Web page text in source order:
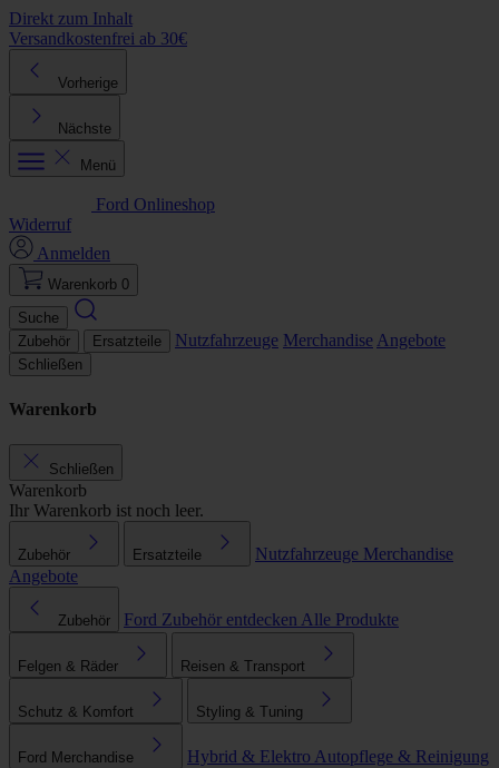
Direkt zum Inhalt
Versandkostenfrei ab 30€
Vorherige
Nächste
Menü
Ford Onlineshop
Widerruf
Anmelden
Warenkorb 0
Suche
Zubehör
Ersatzteile Nutzfahrzeuge Merchandise Angebote
Schließen
Warenkorb
Schließen
Warenkorb
Ihr Warenkorb ist noch leer.
Zubehör Ersatzteile Nutzfahrzeuge Merchandise
Angebote
Zubehör Ford Zubehör entdecken Alle Produkte
Felgen & Räder Reisen & Transport
Schutz & Komfort Styling & Tuning
Ford Merchandise Hybrid & Elektro Autopflege & Reinigung